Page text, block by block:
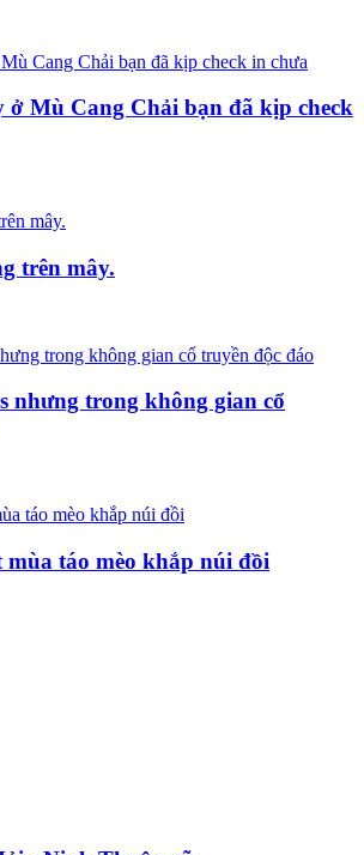
ở Mù Cang Chải bạn đã kịp check
trên mây.
nhưng trong không gian cổ
mùa táo mèo khắp núi đồi